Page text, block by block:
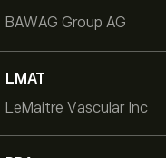
BAWAG Group AG
LMAT
LeMaitre Vascular Inc